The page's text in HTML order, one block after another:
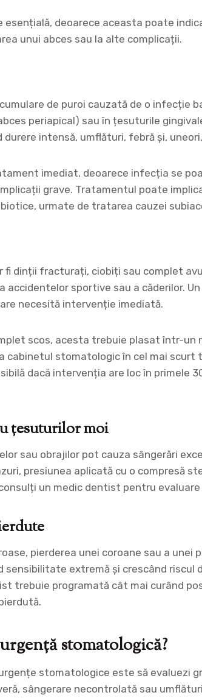
deoarece aceasta poate
unui abces sau la alte complicații.
de puroi cauzată de o infecție
periapical) sau în țesuturile
intensă, umflături, febră și,
imediat, deoarece infecția se
grave. Tratamentul poate
urmate de tratarea cauzei
fi dinții fracturați, ciobiți sau complet
accidentelor sportive sau a căderilor.
necesită intervenție imediată.
scos, acesta trebuie plasat într-un
cabinetul stomatologic în cel mai scurt
dacă intervenția are loc în primele
țesuturilor moi
sau obrajilor pot cauza sângerări
presiunea aplicată cu o compresă
un medic dentist pentru
pierderea unei coroane sau a unei
sensibilitate extremă și crescând riscul
trebuie programată cât mai curând
stomatologică?
stomatologice este să evaluezi
sângerare necontrolată sau